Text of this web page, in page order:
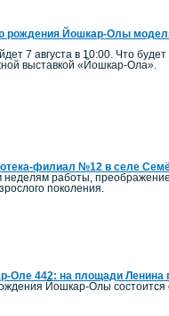
рождения Йошкар-Олы
7 августа в 10:00. Что
выставкой «Йошкар-Ола».
филиал №12 в селе
неделям работы,
поколения.
Оле 442: на площади Ленина
Йошкар-Олы